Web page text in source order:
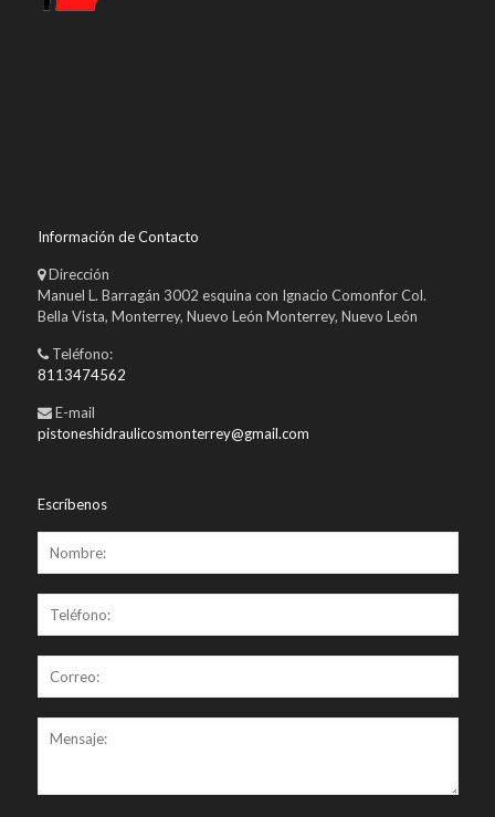
Información de Contacto
Dirección
Manuel L. Barragán 3002 esquina con Ignacio Comonfor Col.
Bella Vista, Monterrey, Nuevo León Monterrey, Nuevo León
Teléfono:
8113474562
E-mail
pistoneshidraulicosmonterrey@gmail.com
Escríbenos